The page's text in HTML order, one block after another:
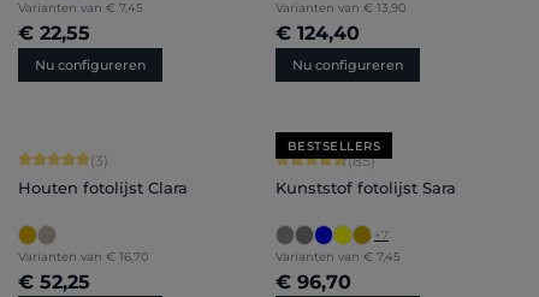
Varianten van € 7,45
€ 22,55
Nu configureren
Varianten van € 13,90
€ 124,40
Nu configureren
Gemiddelde waardering van 5 van 5 sterren
(3)
Houten fotolijst Clara
Varianten van € 16,70
€ 52,25
BESTSELLERS
Gemiddelde waardering van 4.71
(85)
Kunststof fotolijst Sara
+7
Varianten van € 7,45
€ 96,70